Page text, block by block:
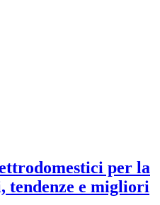
per la
tendenze e migliori